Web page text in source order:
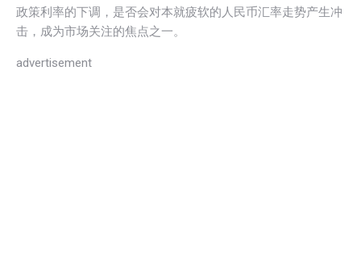
政策利率的下调，是否会对本就疲软的人民币汇率走势产生冲
击，成为市场关注的焦点之一。
advertisement